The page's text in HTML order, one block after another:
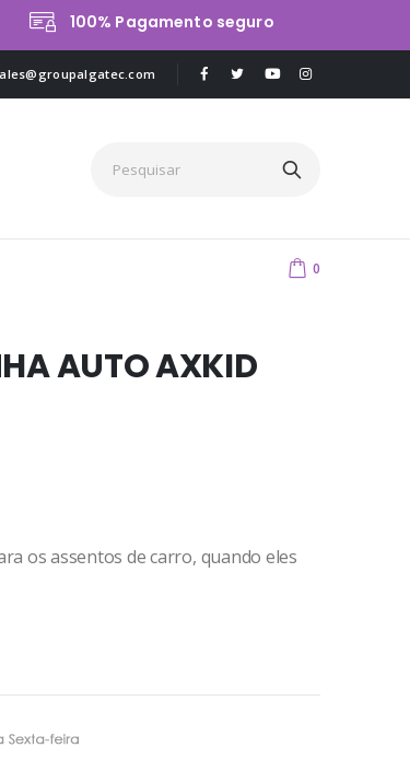
100% Pagamento seguro
0
AUTO AXKID
os assentos de carro, quando eles